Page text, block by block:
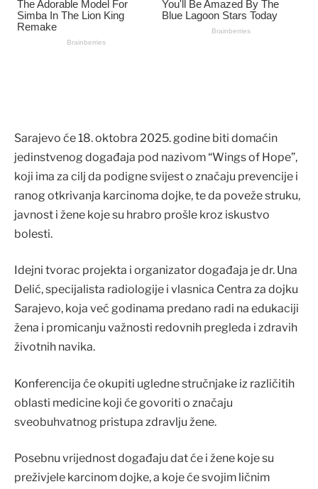
Sarajevo će 18. oktobra 2025. godine biti domaćin
jedinstvenog događaja pod nazivom “Wings of Hope”,
koji ima za cilj da podigne svijest o značaju prevencije i
ranog otkrivanja karcinoma dojke, te da poveže struku,
javnost i žene koje su hrabro prošle kroz iskustvo
bolesti.
Idejni tvorac projekta i organizator događaja je dr. Una
Delić, specijalista radiologije i vlasnica Centra za dojku
Sarajevo, koja već godinama predano radi na edukaciji
žena i promicanju važnosti redovnih pregleda i zdravih
životnih navika.
Konferencija će okupiti ugledne stručnjake iz različitih
oblasti medicine koji će govoriti o značaju
sveobuhvatnog pristupa zdravlju žene.
Posebnu vrijednost događaju dat će i žene koje su
preživjele karcinom dojke, a koje će svojim ličnim